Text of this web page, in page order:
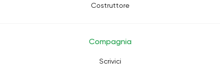
Costruttore
Compagnia
Scrivici